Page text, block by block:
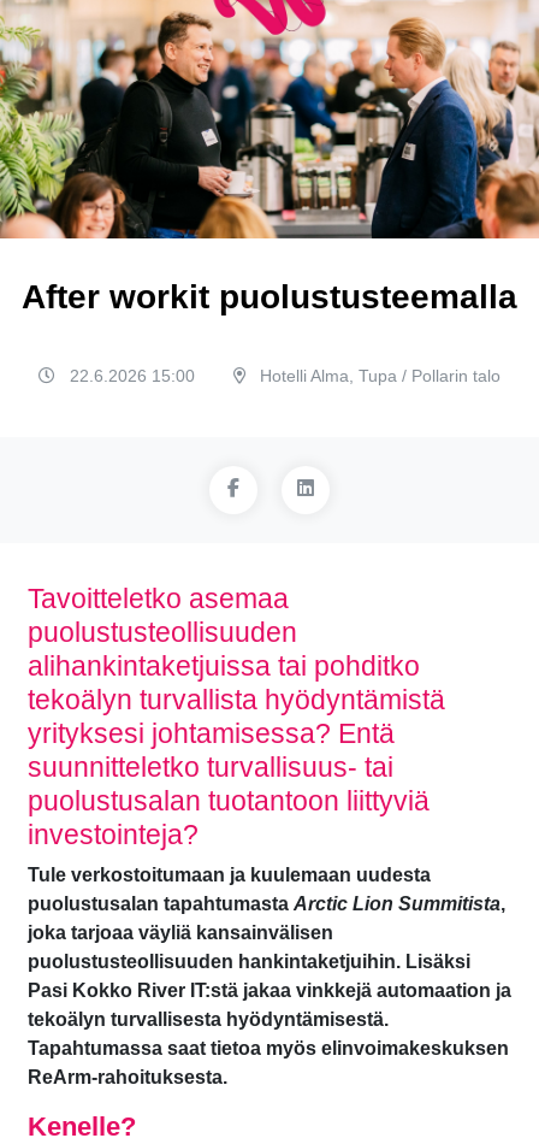
After workit puolustusteemalla
22.6.2026 15:00 Hotelli Alma, Tupa / Pollarin talo
Tavoitteletko asemaa
puolustusteollisuuden
alihankintaketjuissa tai pohditko
tekoälyn turvallista hyödyntämistä
yrityksesi johtamisessa? Entä
suunnitteletko turvallisuus- tai
puolustusalan tuotantoon liittyviä
investointeja?
Tule verkostoitumaan ja kuulemaan uudesta
puolustusalan tapahtumasta Arctic Lion Summitista,
joka tarjoaa väyliä kansainvälisen
puolustusteollisuuden hankintaketjuihin. Lisäksi
Pasi Kokko River IT:stä jakaa vinkkejä automaation ja
tekoälyn turvallisesta hyödyntämisestä.
Tapahtumassa saat tietoa myös elinvoimakeskuksen
ReArm-rahoituksesta.
Kenelle?